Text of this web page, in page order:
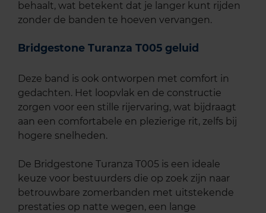
behaalt, wat betekent dat je langer kunt rijden
zonder de banden te hoeven vervangen.
Bridgestone Turanza T005 geluid
Deze band is ook ontworpen met comfort in
gedachten. Het loopvlak en de constructie
zorgen voor een stille rijervaring, wat bijdraagt
aan een comfortabele en plezierige rit, zelfs bij
hogere snelheden.
De Bridgestone Turanza T005 is een ideale
keuze voor bestuurders die op zoek zijn naar
betrouwbare zomerbanden met uitstekende
prestaties op natte wegen, een lange